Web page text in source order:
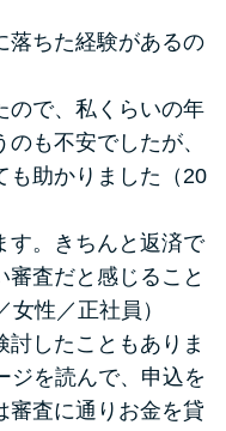
落ちた経験があるの
ので、私くらいの年
も不安でしたが、
も助かりました（20
す。きちんと返済で
審査だと感じること
性／正社員）
したこともありま
ジを読んで、申込を
審査に通りお金を貸